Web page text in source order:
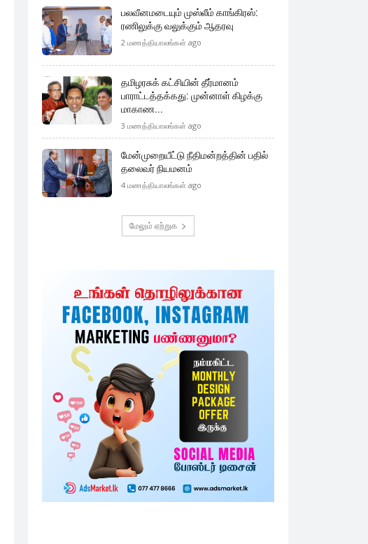
பலவீனமடையும் முஸ்லீம் காங்கிரஸ்:
ரணிலுக்கு வலுக்கும் ஆதரவு
2 மணத்தியாலங்கள் ago
தமிழரசுக் கட்சியின் தீர்மானம்
பாராட்டத்தக்கது: முன்னாள் கிழக்கு
மாகாண...
3 மணத்தியாலங்கள் ago
மேன்முறையீட்டு நீதிமன்றத்தின் பதில்
தலைவர் நியமனம்
4 மணத்தியாலங்கள் ago
மேலும் ஏற்றுக